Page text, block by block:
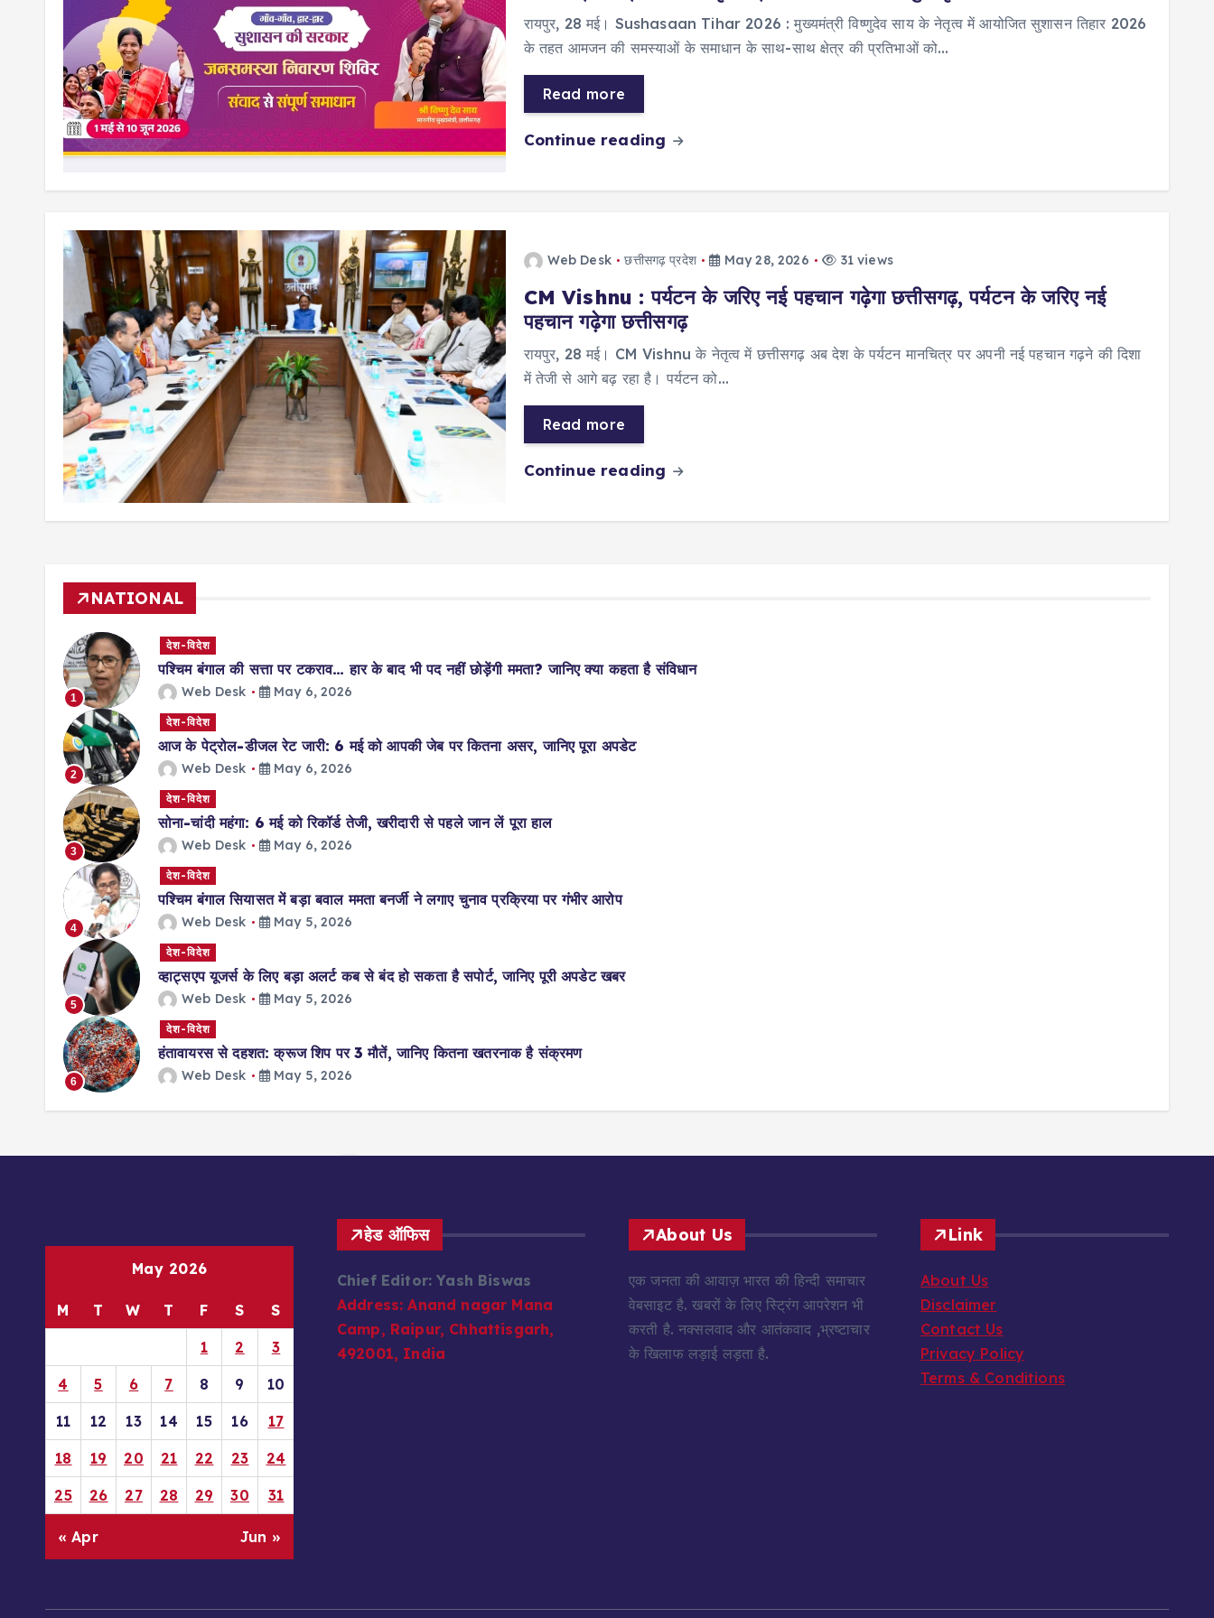
रायपुर, 28 मई। Sushasaan Tihar 2026 : मुख्यमंत्री विष्णुदेव साय के नेतृत्व में आयोजित सुशासन तिहार 2026
के तहत आमजन की समस्याओं के समाधान के साथ-साथ क्षेत्र की प्रतिभाओं को…
Read more
Continue reading
Web Desk छत्तीसगढ़ प्रदेश May 28, 2026 31 views
CM Vishnu : पर्यटन के जरिए नई पहचान गढ़ेगा छत्तीसगढ़, पर्यटन के जरिए नई
पहचान गढ़ेगा छत्तीसगढ़
रायपुर, 28 मई। CM Vishnu के नेतृत्व में छत्तीसगढ़ अब देश के पर्यटन मानचित्र पर अपनी नई पहचान गढ़ने की दिशा
में तेजी से आगे बढ़ रहा है। पर्यटन को…
Read more
Continue reading
NATIONAL
1
देश-विदेश
पश्चिम बंगाल की सत्ता पर टकराव… हार के बाद भी पद नहीं छोड़ेंगी ममता? जानिए क्या कहता है संविधान
Web Desk May 6, 2026
2
देश-विदेश
आज के पेट्रोल-डीजल रेट जारी: 6 मई को आपकी जेब पर कितना असर, जानिए पूरा अपडेट
Web Desk May 6, 2026
3
देश-विदेश
सोना-चांदी महंगा: 6 मई को रिकॉर्ड तेजी, खरीदारी से पहले जान लें पूरा हाल
Web Desk May 6, 2026
4
देश-विदेश
पश्चिम बंगाल सियासत में बड़ा बवाल ममता बनर्जी ने लगाए चुनाव प्रक्रिया पर गंभीर आरोप
Web Desk May 5, 2026
5
देश-विदेश
व्हाट्सएप यूजर्स के लिए बड़ा अलर्ट कब से बंद हो सकता है सपोर्ट, जानिए पूरी अपडेट खबर
Web Desk May 5, 2026
6
देश-विदेश
हंतावायरस से दहशत: क्रूज शिप पर 3 मौतें, जानिए कितना खतरनाक है संक्रमण
Web Desk May 5, 2026
May 2026
M T W T F S S
1 2 3
4 5 6 7 8 9 10
11 12 13 14 15 16 17
18 19 20 21 22 23 24
25 26 27 28 29 30 31
« Apr Jun »
हेड ऑफिस
Chief Editor: Yash Biswas
Address: Anand nagar Mana
Camp, Raipur, Chhattisgarh,
492001, India
About Us
एक जनता की आवाज़ भारत की हिन्दी समाचार
वेबसाइट है. खबरों के लिए स्ट्रिंग आपरेशन भी
करती है. नक्सलवाद और आतंकवाद ,भ्रष्टाचार
के खिलाफ लड़ाई लड़ता है.
Link
About Us
Disclaimer
Contact Us
Privacy Policy
Terms & Conditions